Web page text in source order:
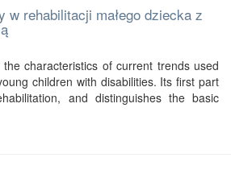
w rehabilitacji małego dziecka z
characteristics of current trends used
children with disabilities. Its first part
and distinguishes the basic